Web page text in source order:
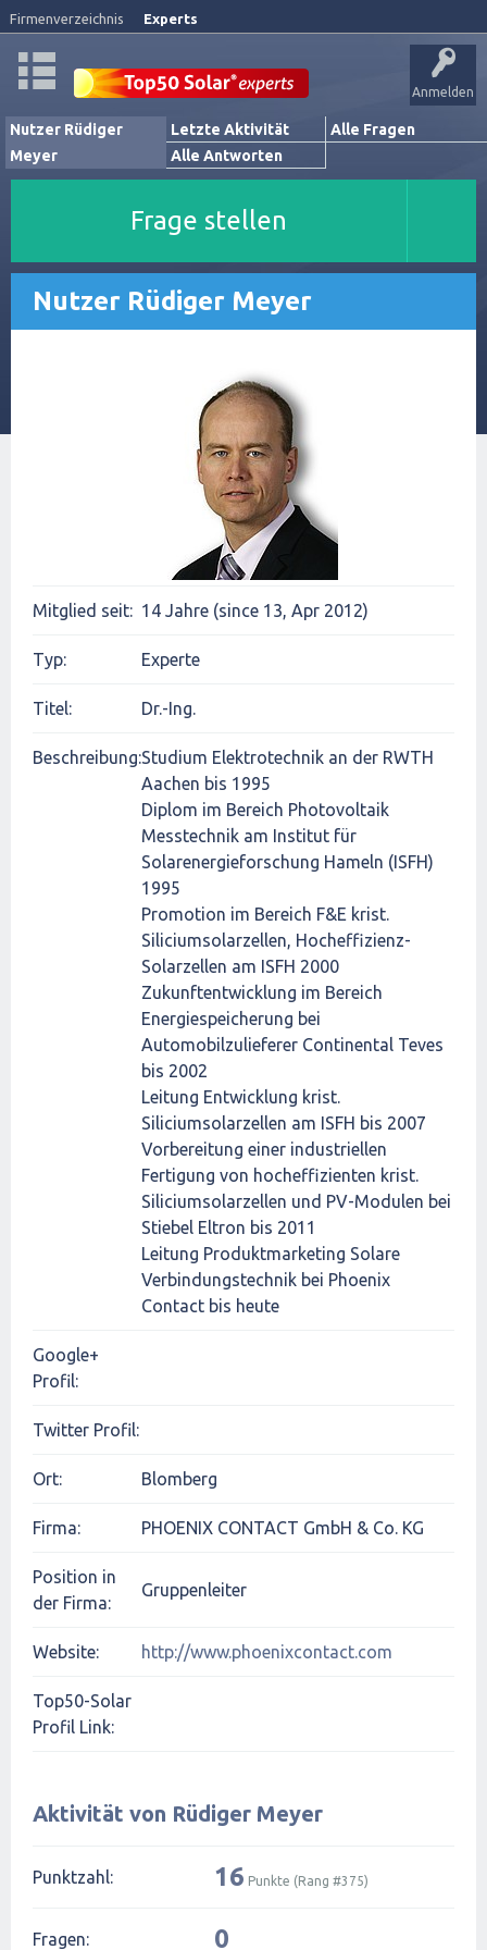
Firmenverzeichnis Experts
Anmelden
Nutzer Rüdiger
Meyer
Letzte Aktivität
Alle Fragen
Alle Antworten
Frage stellen
Nutzer Rüdiger Meyer
Mitglied seit: 14 Jahre (since 13, Apr 2012)
Typ: Experte
Titel: Dr.-Ing.
Beschreibung:Studium Elektrotechnik an der RWTH
Aachen bis 1995
Diplom im Bereich Photovoltaik
Messtechnik am Institut für
Solarenergieforschung Hameln (ISFH)
1995
Promotion im Bereich F&E krist.
Siliciumsolarzellen, Hocheffizienz-
Solarzellen am ISFH 2000
Zukunftentwicklung im Bereich
Energiespeicherung bei
Automobilzulieferer Continental Teves
bis 2002
Leitung Entwicklung krist.
Siliciumsolarzellen am ISFH bis 2007
Vorbereitung einer industriellen
Fertigung von hocheffizienten krist.
Siliciumsolarzellen und PV-Modulen bei
Stiebel Eltron bis 2011
Leitung Produktmarketing Solare
Verbindungstechnik bei Phoenix
Contact bis heute
Google+
Profil:
Twitter Profil:
Ort: Blomberg
Firma: PHOENIX CONTACT GmbH & Co. KG
Position in
der Firma:
Gruppenleiter
Website: http://www.phoenixcontact.com
Top50-Solar
Profil Link:
Aktivität von Rüdiger Meyer
Punktzahl: 16 Punkte (Rang #375)
Fragen: 0